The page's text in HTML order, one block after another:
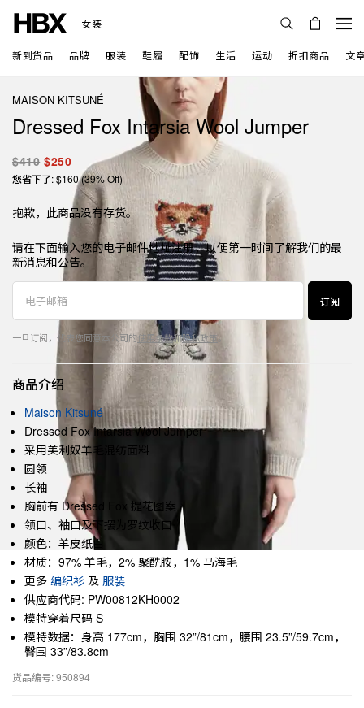
女装
新到货品 品牌 服装 鞋履 配饰 生活 运动 折扣商品 文
MAISON KITSUNÉ
Dressed Fox Intarsia Wool Jumper
$410 $250
您省下了: $160 (39% Off)
抱歉，此商品没有存货。
请在下面输入您的电子邮件地址注册，以便第一时间了解我们的最
新消息和公告。
订阅
一旦订阅，代表您同意本公司的使用条款和隐私政策。
商品介绍
Maison Kitsuné
Dressed Fox Intarsia Wool Jumper
采用美利奴羊毛混纺面料
圆领
长袖
胸前有 Dressed Fox 提花图案
领口、袖口及下摆为罗纹收口
颜色：羊皮纸白
材质：97% 羊毛，2% 聚酰胺，1% 马海毛
更多 编织衫 及 服装
供应商代码: PW00812KH0002
模特穿着尺码 S
模特数据：身高 177cm，胸围 32”/81cm，腰围 23.5”/59.7cm，
臀围 33”/83.8cm
货品编号: 950894